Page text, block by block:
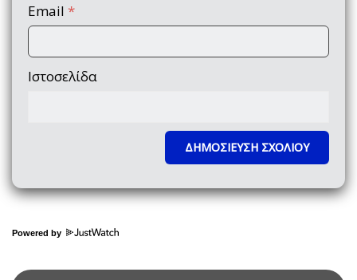
Email *
Ιστοσελίδα
Powered by